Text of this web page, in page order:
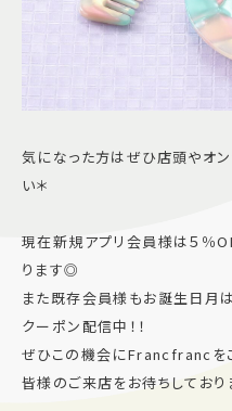
気になった方はぜひ店頭やオ
い＊
現在新規アプリ会員様は５％
ります◎
また既存会員様もお誕生日月
クーポン配信中！！
ぜひこの機会にFrancfrancを
皆様のご来店をお待ちしており